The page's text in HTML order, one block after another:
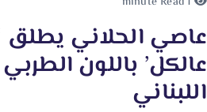
عاصي الحلاني يطلق
عالكل’ باللون
اللبناني